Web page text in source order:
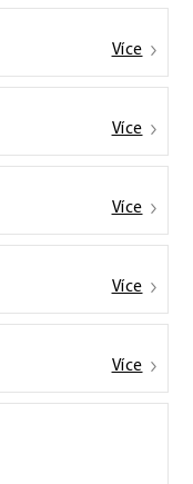
Více
Více
Více
Více
Více